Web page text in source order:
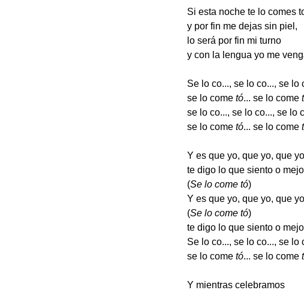
Si esta noche te lo comes
y por fin me dejas sin piel,
lo será por fin mi turno
y con la lengua yo me
Se lo co..., se lo co..., se lo
se lo come tó... se lo come
se lo co..., se lo co..., se lo
se lo come tó... se lo come
Y es que yo, que yo, que yo
te digo lo que siento o
(Se lo come tó)
Y es que yo, que yo, que yo
(Se lo come tó)
te digo lo que siento o
Se lo co..., se lo co..., se lo
se lo come tó... se lo come
Y mientras celebramos